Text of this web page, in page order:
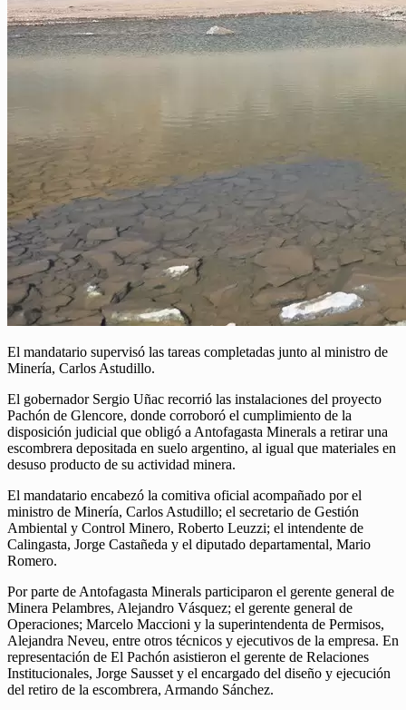
El mandatario supervisó las tareas completadas junto al ministro de
Minería, Carlos Astudillo.
El gobernador Sergio Uñac recorrió las instalaciones del proyecto
Pachón de Glencore, donde corroboró el cumplimiento de la
disposición judicial que obligó a Antofagasta Minerals a retirar una
escombrera depositada en suelo argentino, al igual que materiales en
desuso producto de su actividad minera.
El mandatario encabezó la comitiva oficial acompañado por el
ministro de Minería, Carlos Astudillo; el secretario de Gestión
Ambiental y Control Minero, Roberto Leuzzi; el intendente de
Calingasta, Jorge Castañeda y el diputado departamental, Mario
Romero.
Por parte de Antofagasta Minerals participaron el gerente general de
Minera Pelambres, Alejandro Vásquez; el gerente general de
Operaciones; Marcelo Maccioni y la superintendenta de Permisos,
Alejandra Neveu, entre otros técnicos y ejecutivos de la empresa. En
representación de El Pachón asistieron el gerente de Relaciones
Institucionales, Jorge Sausset y el encargado del diseño y ejecución
del retiro de la escombrera, Armando Sánchez.